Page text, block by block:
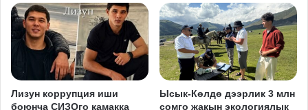
Лизун коррупция иши
боюнча СИЗОго камакка
Ысык-Көлдө дээрлик 3 млн
сомго жакын экологиялык